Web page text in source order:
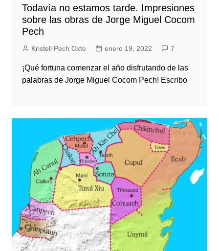
Todavía no estamos tarde. Impresiones
sobre las obras de Jorge Miguel Cocom
Pech
Kristell Pech Oxte enero 19, 2022 7
¡Qué fortuna comenzar el año disfrutando de las
palabras de Jorge Miguel Cocom Pech! Escribo